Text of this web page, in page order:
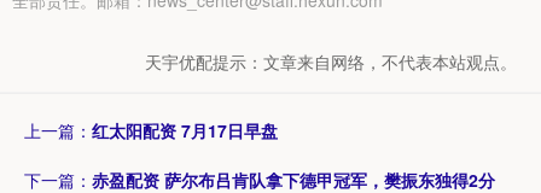
天宇优配提示：文章来自网络，不代表本站观点。
上一篇： 红太阳配资 7月17日早盘
下一篇： 赤盈配资 萨尔布吕肯队拿下德甲冠军，樊振东独得2分